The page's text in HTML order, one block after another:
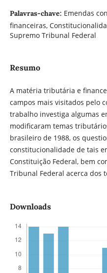
Palavras-chave: Emendas
financeiras,
Supremo Tribunal Federal
Resumo
A matéria tributária e
campos mais visitados pelo
trabalho investiga algumas
modificaram temas
brasileiro de 1988, os
constitucionalidade de tais
Constituição Federal, bem
Tribunal Federal acerca dos
Downloads